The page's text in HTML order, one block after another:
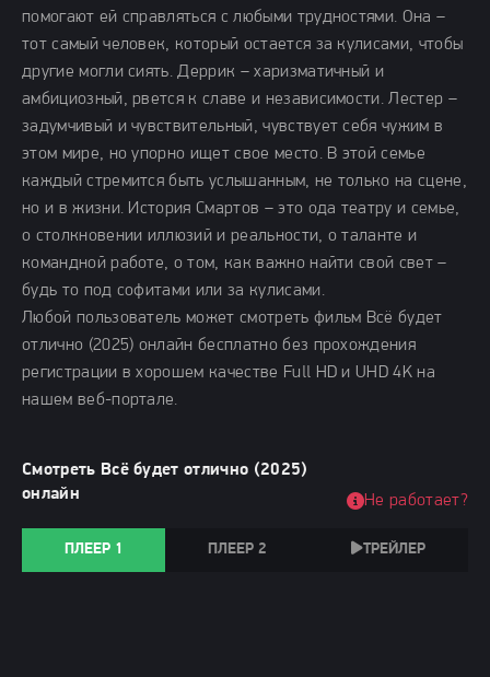
помогают ей справляться с любыми трудностями. Она –
тот самый человек, который остается за кулисами, чтобы
другие могли сиять. Деррик – харизматичный и
амбициозный, рвется к славе и независимости. Лестер –
задумчивый и чувствительный, чувствует себя чужим в
этом мире, но упорно ищет свое место. В этой семье
каждый стремится быть услышанным, не только на сцене,
но и в жизни. История Смартов – это ода театру и семье,
о столкновении иллюзий и реальности, о таланте и
командной работе, о том, как важно найти свой свет –
будь то под софитами или за кулисами.
Любой пользователь может смотреть фильм Всё будет
отлично (2025) онлайн бесплатно без прохождения
регистрации в хорошем качестве Full HD и UHD 4K на
нашем веб-портале.
Смотреть Всё будет отлично (2025)
онлайн
ПЛЕЕР 1 ПЛЕЕР 2 ТРЕЙЛЕР
Не работает?